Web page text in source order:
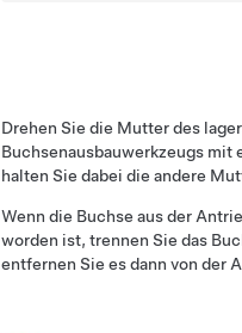
Drehen Sie die Mutter des
Buchsenausbauwerkzeugs mit
halten Sie dabei die andere
Wenn die Buchse aus der
worden ist, trennen Sie das
entfernen Sie es dann von der